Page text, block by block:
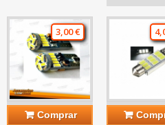
3,00 €
Comprar